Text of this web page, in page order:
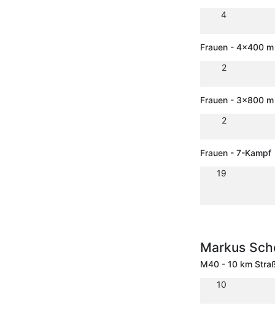
4
Frauen - 4x400
2
Frauen - 3x800
2
Frauen - 7-Kampf
19
Markus
M40 - 10 km
10